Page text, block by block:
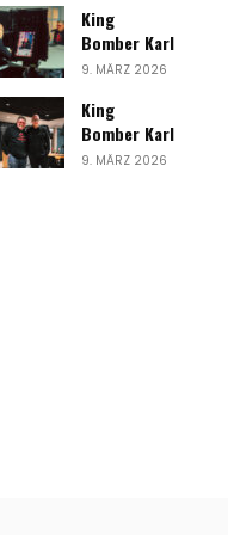
King
Bomber Karl
9. MÄRZ 2026
King
Bomber Karl
9. MÄRZ 2026